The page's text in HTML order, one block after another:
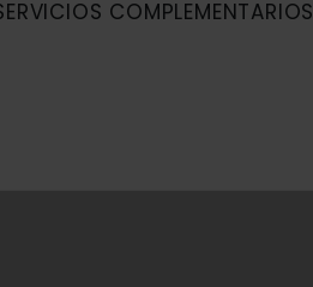
COMPLEMENTARIOS